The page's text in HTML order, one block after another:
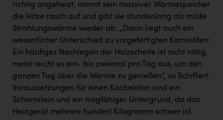
richtig angeheizt, nimmt sein massiver Wärmespeicher
die Hitze rasch auf und gibt sie stundenlang als milde
Strahlungswärme wieder ab. „Darin liegt auch ein
wesentlicher Unterschied zu vorgefertigten Kaminöfen:
Ein häufiges Nachlegen der Holzscheite ist nicht nötig,
meist reicht es ein- bis zweimal pro Tag aus, um den
ganzen Tag über die Wärme zu genießen“, so Schiffert.
Voraussetzungen für einen Kachelofen sind ein
Schornstein und ein tragfähiger Untergrund, da das
Heizgerät mehrere hundert Kilogramm schwer ist.